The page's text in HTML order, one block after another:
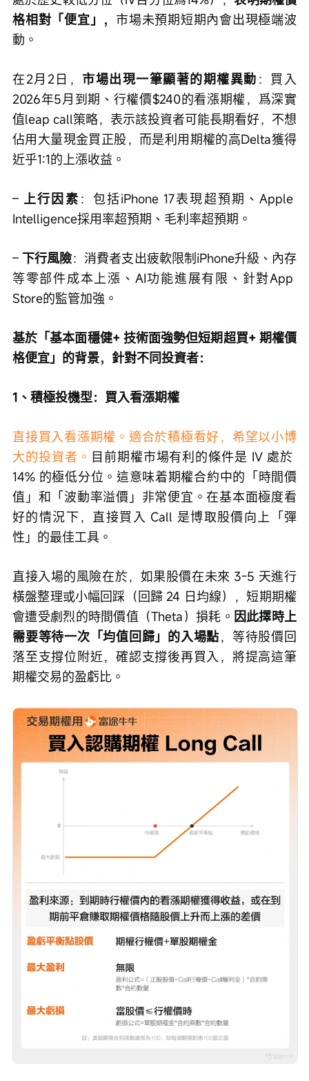
格相對「便宜」， 市場未預期短期內會出現極端波
動。
在2月2日， 市場出現一筆顯著的期權異動 ：買入
2026年5月到期、行權價$240的看漲期權，爲深實
值leap call策略，表示該投資者可能長期看好，不想
佔用大量現金買正股，而是利用期權的高Delta獲得
近乎1:1的上漲收益。
– 上行因素 ：包括iPhone 17表現超預期、Apple
Intelligence採用率超預期、毛利率超預期。
– 下行風險：消費者支出疲軟限制iPhone升級、內存
等零部件成本上漲、AI功能進展有限、針對App
Store的監管加強。
基於「基本面穩健+ 技術面強勢但短期超買+ 期權價
格便宜」的背景，針對不同投資者：
1、積極投機型：買入看漲期權
直接買入看漲期權。適合於積極看好，希望以小博
大的投資者。 目前期權市場有利的條件是 IV 處於
14% 的極低分位。這意味着期權合約中的「時間價
值」和「波動率溢價」非常便宜。在基本面極度看
好的情況下，直接買入 Call 是博取股價向上「彈
性」的最佳工具。
直接入場的風險在於，如果股價在未來 3-5 天進行
橫盤整理或小幅回踩（回歸 24 日均線），短期期權
會遭受劇烈的時間價值（Theta）損耗。 因此擇時上
需要等待一次「均值回歸」的入場點，等待股價回
落至支撐位附近，確認支撐後再買入，將提高這筆
期權交易的盈虧比。